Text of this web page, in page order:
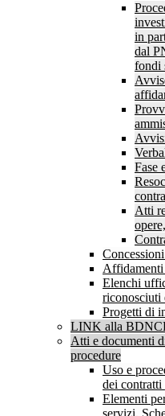
in
dal
fondi
Fase
Atti
Affidamenti
Elenchi
riconosciuti
Progetti di
LINK alla
Atti e documenti
procedure
Uso e
dei
Elementi